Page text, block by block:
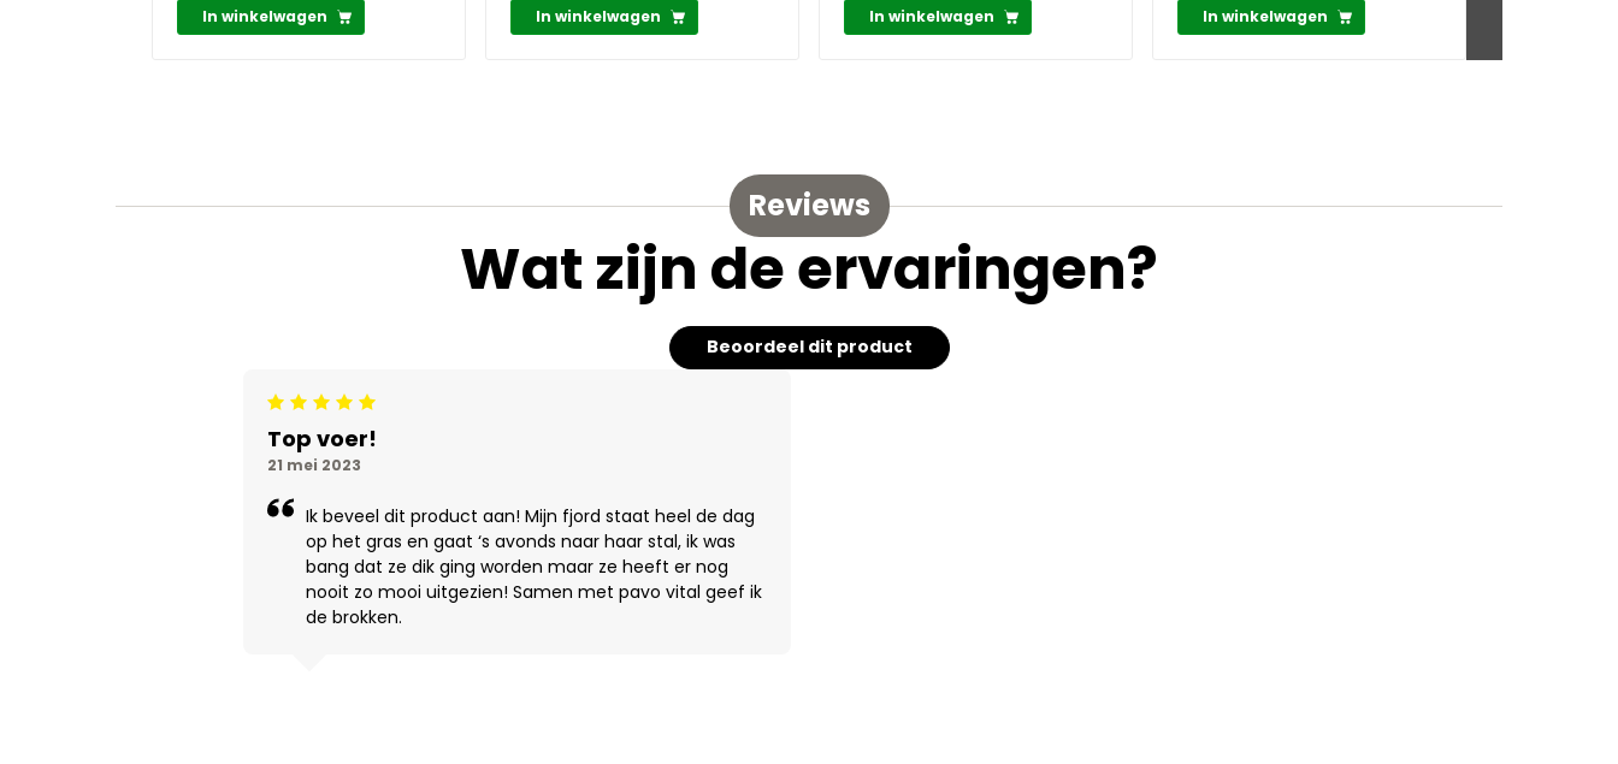
In winkelwagen In winkelwagen In winkelwagen In winkelwagen
Reviews
Wat zijn de ervaringen?
Beoordeel dit product
Beoordeling: 5/5
Top voer!
21 mei 2023
Ik beveel dit product aan! Mijn fjord staat heel de dag
op het gras en gaat ‘s avonds naar haar stal, ik was
bang dat ze dik ging worden maar ze heeft er nog
nooit zo mooi uitgezien! Samen met pavo vital geef ik
de brokken.